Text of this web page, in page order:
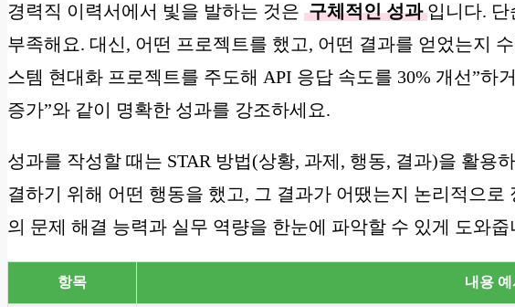
경력직 이력서에서 빛을 발하는 것은 구체적인 성과 입니다. 단
부족해요. 대신, 어떤 프로젝트를 했고, 어떤 결과를 얻었는지
스템 현대화 프로젝트를 주도해 API 응답 속도를 30% 개선”하
증가”와 같이 명확한 성과를 강조하세요.
성과를 작성할 때는 STAR 방법(상황, 과제, 행동, 결과)을 활용
결하기 위해 어떤 행동을 했고, 그 결과가 어땠는지 논리적으
의 문제 해결 능력과 실무 역량을 한눈에 파악할 수 있게 도와줍
항목 내용 예